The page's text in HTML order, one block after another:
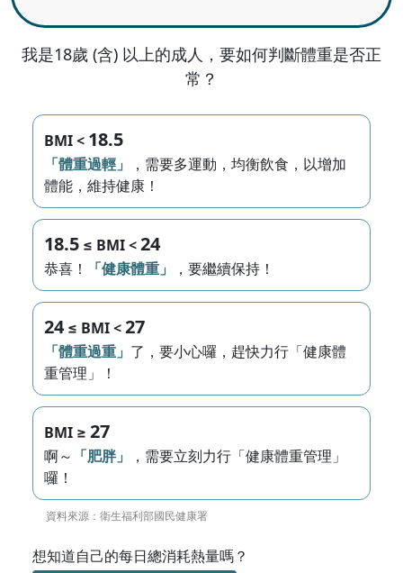
我是18歲 (含) 以上的成人，要如何判斷體重是否正
常？
BMI < 18.5
「體重過輕」
，需要多運動，均衡飲食，以增加
體能，維持健康！
18.5 ≤ BMI <24
恭喜！ 「健康體重」 ，要繼續保持！
24 ≤ BMI <27
「體重過重」 了，要小心囉，趕快力行「健康體
重管理」！
BMI ≥ 27
啊～ 「肥胖」
，需要立刻力行「健康體重管理」
囉！
資料來源：衛生福利部國民健康署
想知道自己的每日總消耗熱量嗎？